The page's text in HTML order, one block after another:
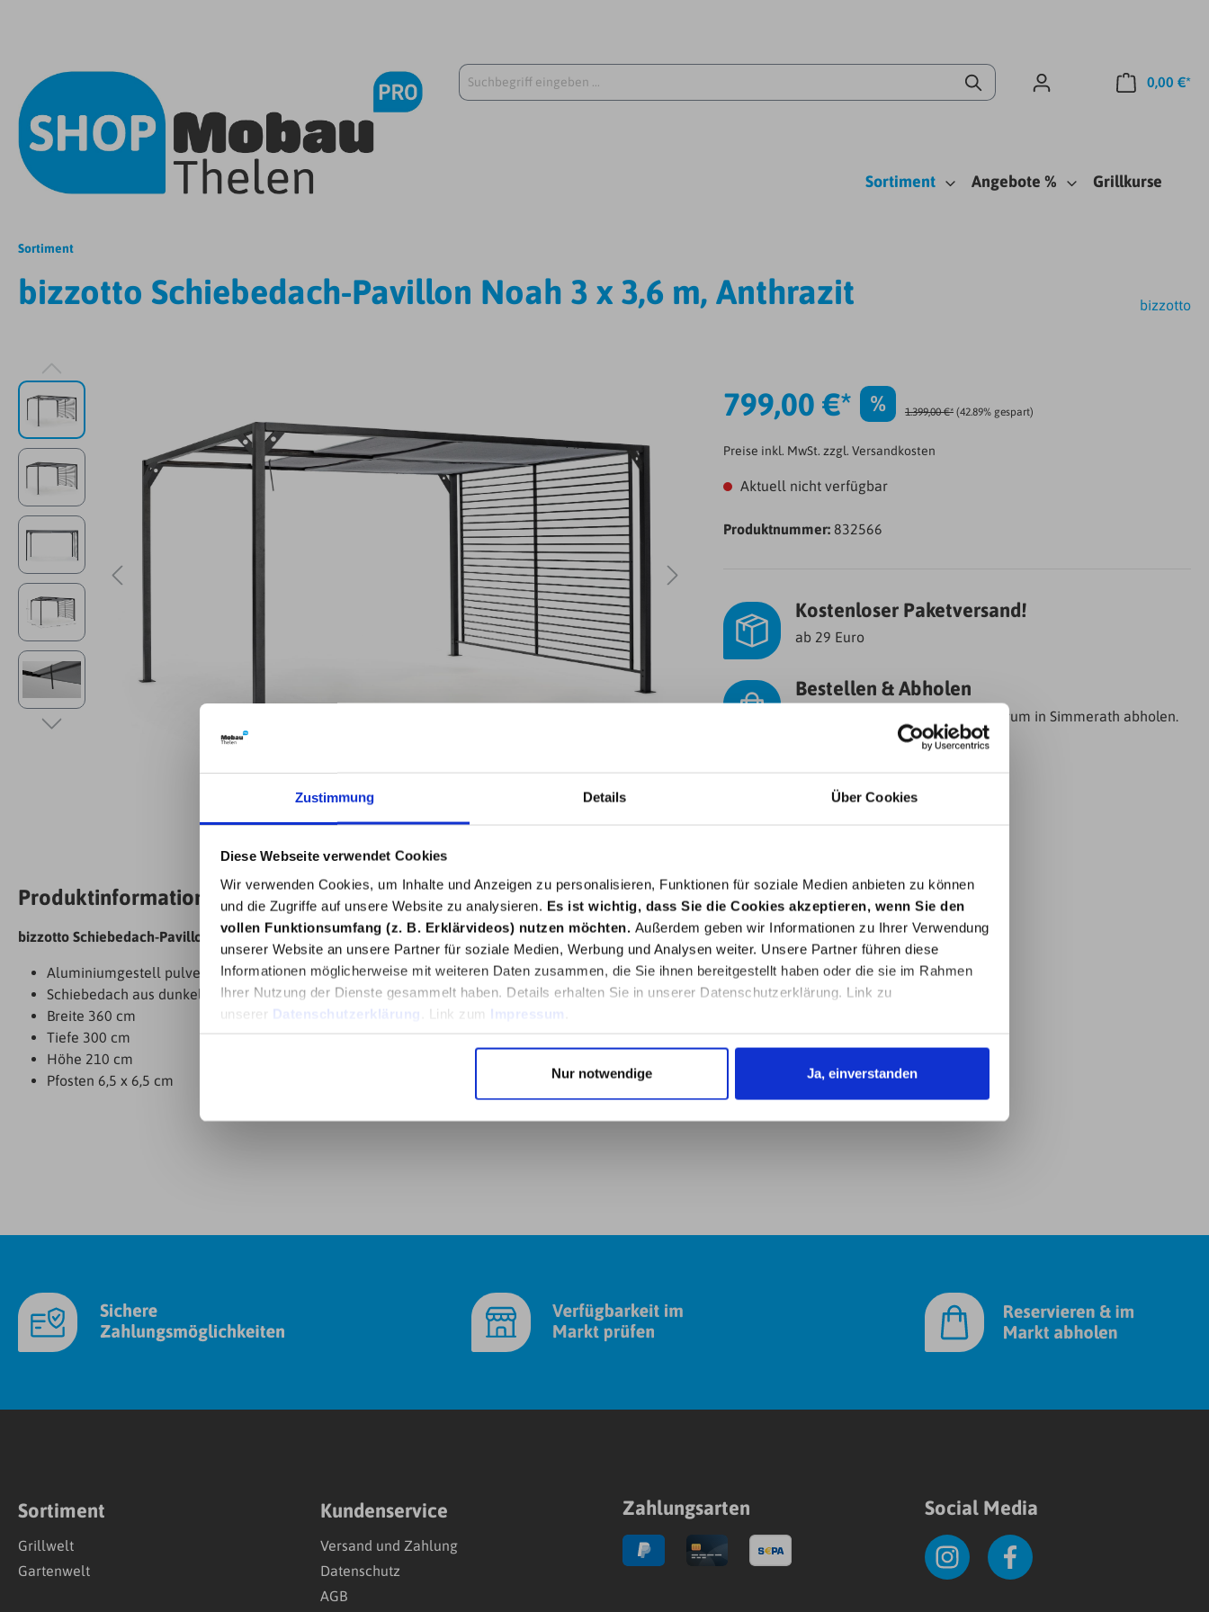
Zustimmung Details Über Cookies
Diese Webseite verwendet Cookies
Wir verwenden Cookies, um Inhalte und Anzeigen zu personalisieren, Funktionen für soziale Medien anbieten zu können
und die Zugriffe auf unsere Website zu analysieren. Es ist wichtig, dass Sie die Cookies akzeptieren, wenn Sie den
vollen Funktionsumfang (z. B. Erklärvideos) nutzen möchten. Außerdem geben wir Informationen zu Ihrer Verwendung
unserer Website an unsere Partner für soziale Medien, Werbung und Analysen weiter. Unsere Partner führen diese
Informationen möglicherweise mit weiteren Daten zusammen, die Sie ihnen bereitgestellt haben oder die sie im Rahmen
Ihrer Nutzung der Dienste gesammelt haben. Details erhalten Sie in unserer Datenschutzerklärung. Link zu
unserer Datenschutzerklärung . Link zum Impressum
Nur notwendige Ja, einverstanden
0,00 €*
Sortiment Angebote % Grillkurse
Sortiment
bizzotto Schiebedach-Pavillon Noah 3 x 3,6 m, Anthrazit bizzotto
799,00 €* % 1.399,00 €* (42.89% gespart)
Preise inkl. MwSt. zzgl. Versandkosten
Aktuell nicht verfügbar
Produktnummer: 832566
Kostenloser Paketversand!
ab 29 Euro
Bestellen & Abholen
Online bestellen und im Bauzentrum in Simmerath abholen.
Beschreibung Bewertungen
Produktinformationen "bizzotto Schiebedach-Pavillon Noah 3 x 3,6 m, Anthrazit"
bizzotto Schiebedach-Pavillon Noah 3 x 3,6 m, Anthrazit
Aluminiumgestell pulverbeschichtet
Schiebedach aus dunkelgrauem Textilene
Breite 360 cm
Tiefe 300 cm
Höhe 210 cm
Pfosten 6,5 x 6,5 cm
Sortiment
Grillwelt
Gartenwelt
Kundenservice
Versand und Zahlung
Datenschutz
AGB
Zahlungsarten Social Media